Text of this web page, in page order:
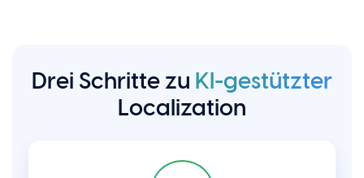
Drei Schritte zu KI-gestützter
Localization